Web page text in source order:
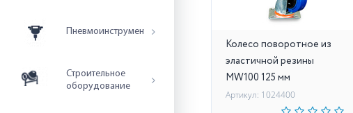
Пневмоинструмент
Строительное
оборудование
Колесо поворотное из
эластичной резины
MW100 125 мм
Артикул: 1024400